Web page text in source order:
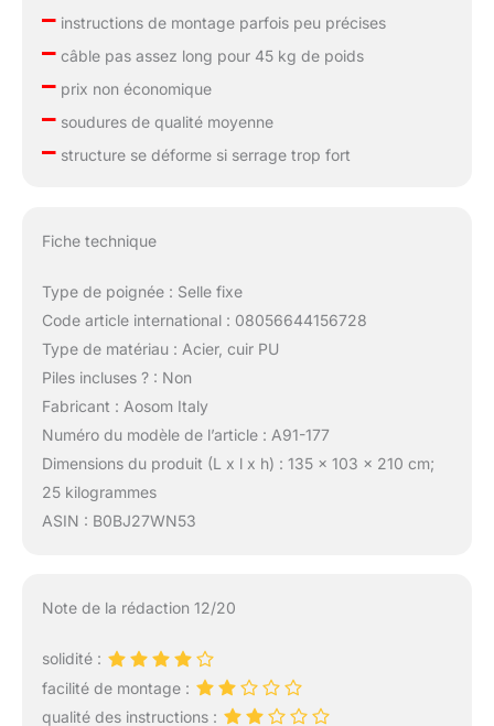
–instructions de montage parfois peu précises
–câble pas assez long pour 45 kg de poids
–prix non économique
–soudures de qualité moyenne
–structure se déforme si serrage trop fort
Fiche technique
Type de poignée : Selle fixe
Code article international : 08056644156728
Type de matériau : Acier, cuir PU
Piles incluses ? : Non
Fabricant : Aosom Italy
Numéro du modèle de l’article : A91-177
Dimensions du produit (L x l x h) : 135 x 103 x 210 cm;
25 kilogrammes
ASIN : B0BJ27WN53
Note de la rédaction 12/20
solidité :
facilité de montage :
qualité des instructions :